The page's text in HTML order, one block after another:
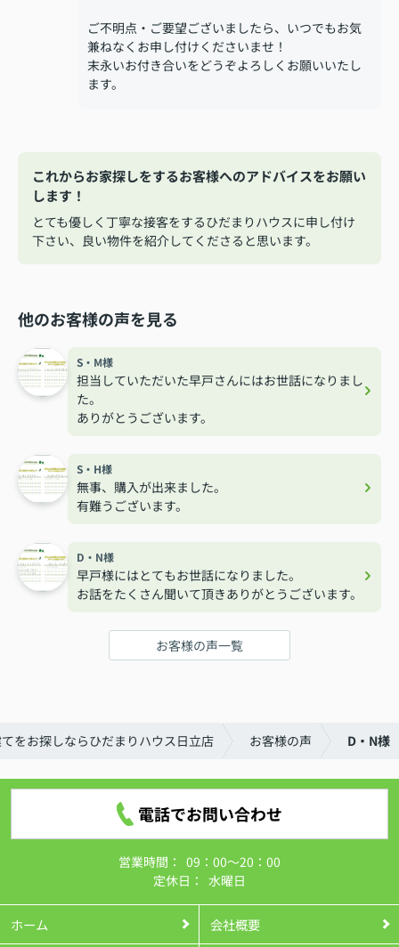
ご不明点・ご要望ございましたら、いつでもお気
兼ねなくお申し付けくださいませ！
末永いお付き合いをどうぞよろしくお願いいたし
ます。
これからお家探しをするお客様へのアドバイスをお願い
します！
とても優しく丁寧な接客をするひだまりハウスに申し付け
下さい、良い物件を紹介してくださると思います。
他のお客様の声を見る
S・M様
担当していただいた早戸さんにはお世話になりまし
た。
ありがとうございます。
S・H様
無事、購入が出来ました。
有難うございます。
D・N様
早戸様にはとてもお世話になりました。
お話をたくさん聞いて頂きありがとうございます。
お客様の声一覧
をお探しならひだまりハウス日立店 お客様の声 D・N様
電話でお問い合わせ
営業時間： 09：00～20：00
定休日： 水曜日
ホーム 会社概要